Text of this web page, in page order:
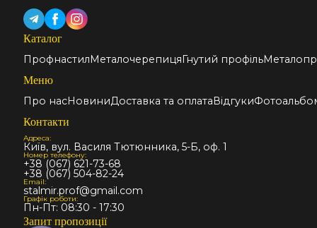
Каталог
ПрофнастилМеталочерепицяГнутий профіль
Меню
Про насНовиниДоставка та оплатаВідгуки
Контакти
Адреса:
Київ, вул. Василя Тютюнника, 5-Б, оф. 1
Номер телефону:
+38 (067) 621-73-68
+38 (067) 504-82-24
Email:
stalmir.prof@gmail.com
Графік роботи:
Пн-Пт: 08:30 - 17:30
Запит пропозиції